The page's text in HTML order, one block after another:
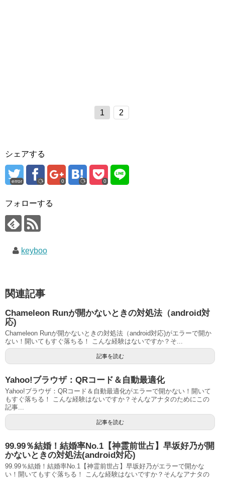
1 2
シェアする
error 0 0
フォローする
keyboo
関連記事
Chameleon Runが開かないときの対処法（android対
応)
Chameleon Runが開かないときの対処法（android対応)がエラーで開か
ない！開いてもすぐ落ちる！ こんな経験はないですか？そ...
記事を読む
Yahoo!ブラウザ：QRコード＆自動最適化
Yahoo!ブラウザ：QRコード＆自動最適化がエラーで開かない！開いて
もすぐ落ちる！ こんな経験はないですか？そんなアナタのためにこの
記事...
記事を読む
99.99％結婚！結婚率No.1【神霊前世占】早坂好乃が開
かないときの対処法(android対応)
99.99％結婚！結婚率No.1【神霊前世占】早坂好乃がエラーで開かな
い！開いてもすぐ落ちる！ こんな経験はないですか？そんなアナタの